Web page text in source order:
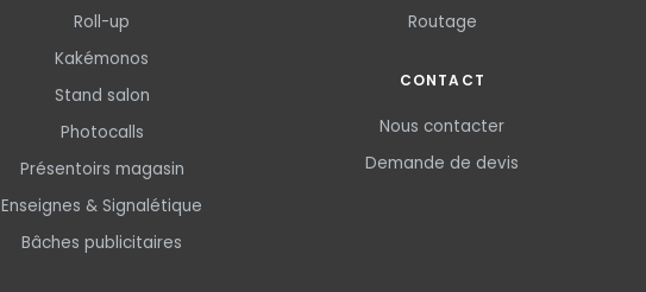
Roll-up
Kakémonos
Stand salon
Photocalls
Présentoirs magasin
Enseignes & Signalétique
Bâches publicitaires
Routage
CONTACT
Nous contacter
Demande de devis